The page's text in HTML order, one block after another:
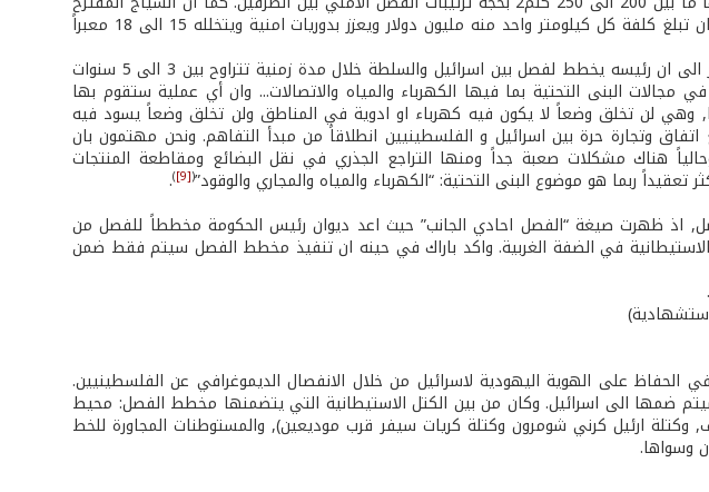
يجمع الاسلاك المكهربة مع الجدران الاسمنتية ويمكن ان تبلغ كلفة كل كيلومتر واحد منه مليون دولار ويعزز بدوريات امنية ويتخلله 15 الى 18 معبراً
المدير العام لديوان رئاسة الحكومة في ايام باراك, اشار الى ان رئيسه يخطط لفصل بين اسرائيل والسلطة خلال مدة زمنية تتراوح بين 3 الى 5 سنوات
البنى التحتية بما فيها الكهرباء والمياه والاتصالات... وان أي عملية ستقوم بها
وهي لن تخلق وضعاً لا يكون فيه كهرباء او ادوية في المناطق ولن تخلق وضعاً يسود فيه
وتجارة حرة بين اسرائيل و الفلسطينيين انطلاقاً من مبدأ التفاهم. ونحن مهتمون بان
هناك مشكلات صعبة جداً ومنها التراجع الجذري في نقل البضائع ومقاطعة المنتجات
ربما هو موضوع البنى التحتية: “الكهرباء والمياه والمجاري والوقود”(
[9]
)
.
اذ ظهرت صيغة “الفصل احادي الجانب” حيث اعد ديوان رئيس الحكومة مخططاً للفصل من
في الضفة الغربية. واكد باراك في حينه ان تنفيذ مخطط الفصل سيتم فقط ضمن
على الهوية اليهودية لاسرائيل من خلال الانفصال الديموغرافي عن الفلسطينيين.
ضمها الى اسرائيل. وكان من بين الكتل الاستيطانية التي يتضمنها مخطط الفصل: محيط
ارئيل ­كرني شومرون وكتلة كريات سيفر قرب موديعين), والمستوطنات المجاورة للخط
وسواها.